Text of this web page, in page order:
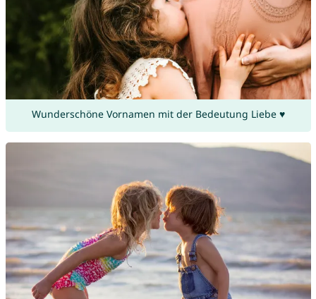
Wunderschöne Vornamen mit der Bedeutung Liebe ♥